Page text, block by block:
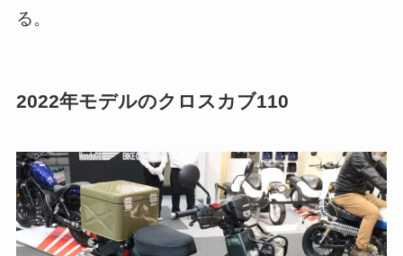
る。
2022年モデルのクロスカブ110